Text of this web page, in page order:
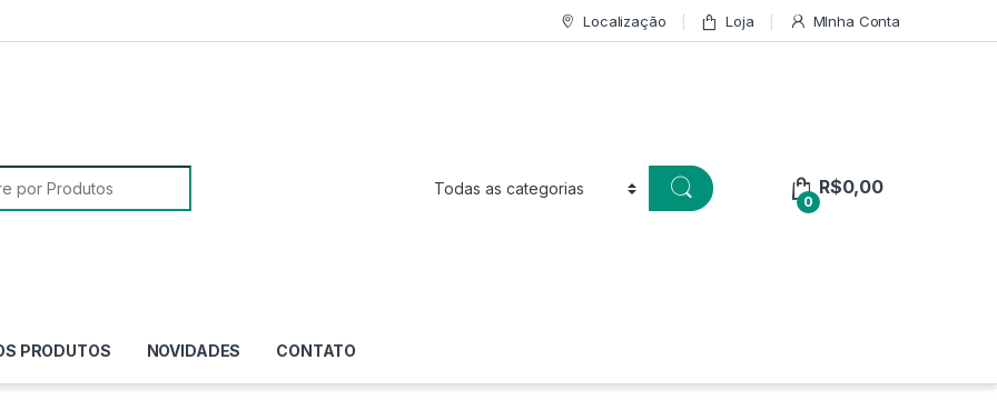
Localização Loja MInha Conta
para:
0
R$0,00
PRODUTOS NOVIDADES CONTATO